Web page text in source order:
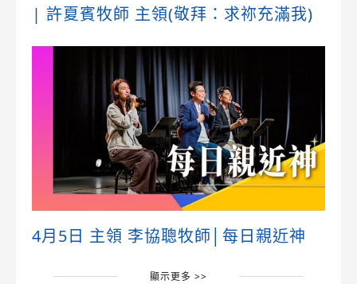
| 許夏賓牧師 主領(敬拜：求祢充滿我)
4月5日 主領 李協聰牧師│每日親近神
顯示更多 >>